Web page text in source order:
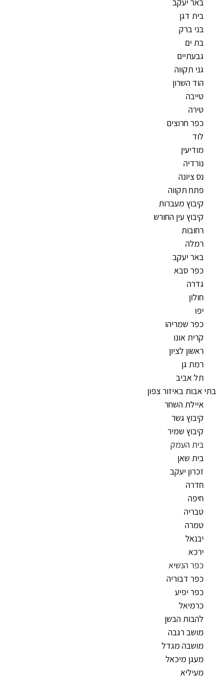
בית דגן
בני ברק
בת ים
גבעתיים
גני תקווה
הוד השרון
טייבה
טירה
כפר חרוצים
לוד
מודיעין
נורדיה
נס ציונה
פתח תקווה
קיבוץ מעברות
קיבוץ עין החורש
רחובות
רמלה
באר יעקב
כפר סבא
גדרה
חולון
יפו
כפר שמריהו
קרית אונו
ראשון לציון
רמת גן
תל אביב
בתי אבות באיזור צפון
איילת השחר
קיבוץ גשר
קיבוץ שמיר
בית העמק
בית שאן
זכרון יעקב
חדרה
חיפה
טבריה
טמרה
יבנאל
ירכא
כפר הנשיא
כפר דבוריה
כפר יפיע
כרמיאל
להבות הבשן
מושב רגבה
מושבה מגדל
מעגן מיכאל
מעיליא